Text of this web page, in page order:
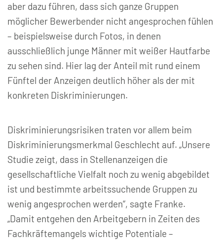
aber dazu führen, dass sich ganze Gruppen
möglicher Bewerbender nicht angesprochen fühlen
– beispielsweise durch Fotos, in denen
ausschließlich junge Männer mit weißer Hautfarbe
zu sehen sind. Hier lag der Anteil mit rund einem
Fünftel der Anzeigen deutlich höher als der mit
konkreten Diskriminierungen.
Diskriminierungsrisiken traten vor allem beim
Diskriminierungsmerkmal Geschlecht auf. „Unsere
Studie zeigt, dass in Stellenanzeigen die
gesellschaftliche Vielfalt noch zu wenig abgebildet
ist und bestimmte arbeitssuchende Gruppen zu
wenig angesprochen werden“, sagte Franke.
„Damit entgehen den Arbeitgebern in Zeiten des
Fachkräftemangels wichtige Potentiale –